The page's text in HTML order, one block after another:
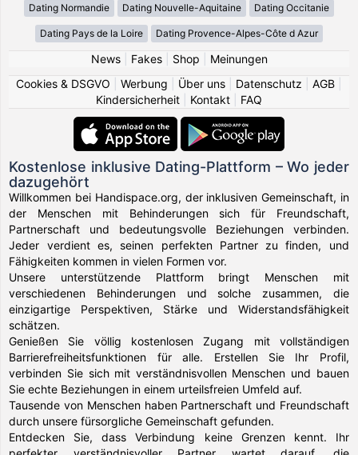
Dating Normandie Dating Nouvelle-Aquitaine Dating Occitanie
Dating Pays de la Loire Dating Provence-Alpes-Côte d Azur
News| Fakes| Shop
Meinungen
Cookies & DSGVO
Werbung Über uns Datenschutz AGB
Kindersicherheit
Kontakt FAQ
Kostenlose inklusive Dating-Plattform – Wo jeder
dazugehört
Willkommen bei Handispace.org, der inklusiven Gemeinschaft, in
der Menschen mit Behinderungen sich für Freundschaft,
Partnerschaft und bedeutungsvolle Beziehungen verbinden.
Jeder verdient es, seinen perfekten Partner zu finden, und
Fähigkeiten kommen in vielen Formen vor.
Unsere unterstützende Plattform bringt Menschen mit
verschiedenen Behinderungen und solche zusammen, die
einzigartige Perspektiven, Stärke und Widerstandsfähigkeit
schätzen.
Genießen Sie völlig kostenlosen Zugang mit vollständigen
Barrierefreiheitsfunktionen für alle. Erstellen Sie Ihr Profil,
verbinden Sie sich mit verständnisvollen Menschen und bauen
Sie echte Beziehungen in einem urteilsfreien Umfeld auf.
Tausende von Menschen haben Partnerschaft und Freundschaft
durch unsere fürsorgliche Gemeinschaft gefunden.
Entdecken Sie, dass Verbindung keine Grenzen kennt. Ihr